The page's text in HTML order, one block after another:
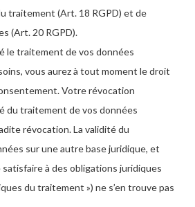
traitement (Art. 18 RGPD) et de
(Art. 20 RGPD).
le traitement de vos données
vous aurez à tout moment le droit
Votre révocation
du traitement de vos données
révocation. La validité du
sur une autre base juridique, et
à des obligations juridiques
du traitement ») ne s’en trouve pas